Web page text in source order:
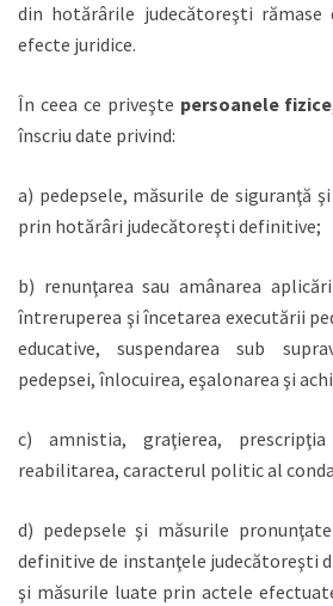
din hotărârile judecătoreşti rămase
efecte juridice.
În ceea ce priveşte persoanele fizice
înscriu date privind:
a) pedepsele, măsurile de siguranţă
prin hotărâri judecătoreşti definitive;
b) renunţarea sau amânarea
întreruperea şi încetarea executării
educative, suspendarea sub
pedepsei, înlocuirea, eşalonarea şi
c) amnistia, graţierea, prescripţia
reabilitarea, caracterul politic al
d) pedepsele şi măsurile
definitive de instanţele judecătoreşti
şi măsurile luate prin actele